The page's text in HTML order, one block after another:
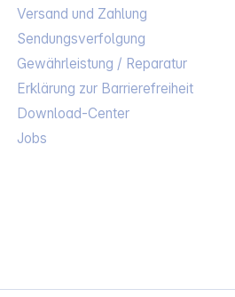
Versand und Zahlung
Sendungsverfolgung
Gewährleistung / Reparatur
Erklärung zur Barrierefreiheit
Download-Center
Jobs